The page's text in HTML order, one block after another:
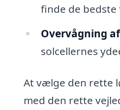
finde de
Overvågning
solcellernes
At vælge den rette
med den rette